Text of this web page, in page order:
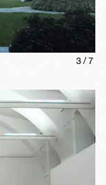
3 /7